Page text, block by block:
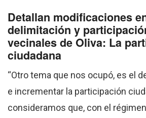
Detallan modificaciones
delimitación y
vecinales de Oliva: La
ciudadana
“Otro tema que nos ocupó, es el
e incrementar la participación
consideramos que, con el